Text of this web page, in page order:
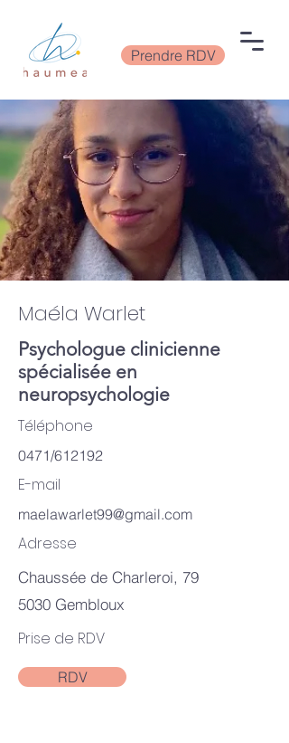
Prendre RDV
Maéla Warlet
Psychologue clinicienne
spécialisée en
neuropsychologie
Téléphone
0471/612192
E-mail
maelawarlet99@gmail.com
Adresse
Chaussée de Charleroi, 79
5030 Gembloux
Prise de RDV
RDV